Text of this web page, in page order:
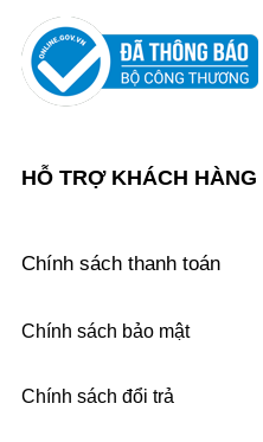
HỖ TRỢ KHÁCH HÀNG
Chính sách thanh toán
Chính sách bảo mật
Chính sách đổi trả